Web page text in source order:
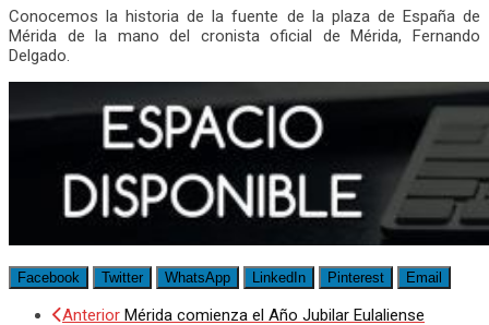
Conocemos la historia de la fuente de la plaza de España de
Mérida de la mano del cronista oficial de Mérida, Fernando
Delgado.
Facebook Twitter WhatsApp LinkedIn Pinterest Email
Anterior Mérida comienza el Año Jubilar Eulaliense